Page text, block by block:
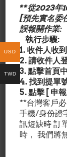
Glutamate
Histidine 50
Leucine 160
Methionine
脯氨酸Proline
Threonine 90
Tyrosine 90
建議用量/
後服用1錠.
警告/
可.勿將本產品
**從2023年
[預先實名委
誤報關作業:
執行步驟:
1. 收件人收
2. 請收件人
3. 點擊首頁
4. 找到提單
5. 點擊 [ 申
**台灣客戶
手機/身份證
訊短缺時 訂
時， 我們將
USD
TWD